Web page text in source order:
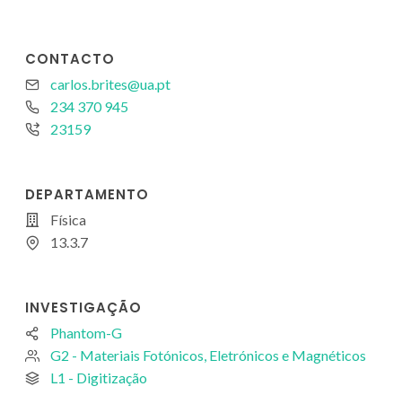
CONTACTO
carlos.brites@ua.pt
234 370 945
23159
DEPARTAMENTO
Física
13.3.7
INVESTIGAÇÃO
Phantom-G
G2 - Materiais Fotónicos, Eletrónicos e Magnéticos
L1 - Digitização